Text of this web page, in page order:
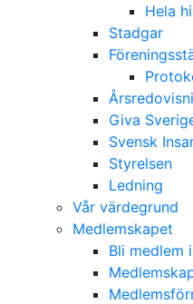
Hela
Stadgar
Giva
Svensk
Styrelsen
Ledning
Vår värdegrund
Medlemskapet
Bli medlem